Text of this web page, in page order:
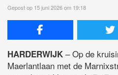
Gepost op 15 juni 2026 om 19:18
HARDERWIJK – Op de
Maerlantlaan met de